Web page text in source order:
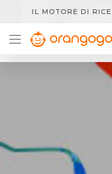
IL MOTORE DI